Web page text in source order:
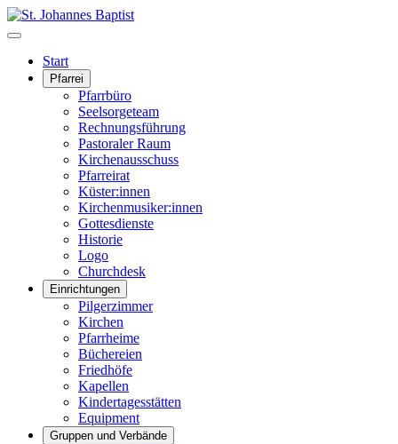
Start
Pfarrei
Pfarrbüro
Seelsorgeteam
Rechnungsführung
Pastoraler Raum
Kirchenausschuss
Pfarreirat
Küster:innen
Kirchenmusiker:innen
Gottesdienste
Historie
Logo
Churchdesk
Einrichtungen
Pilgerzimmer
Kirchen
Pfarrheime
Büchereien
Friedhöfe
Kapellen
Kindertagesstätten
Equipment
Gruppen und Verbände